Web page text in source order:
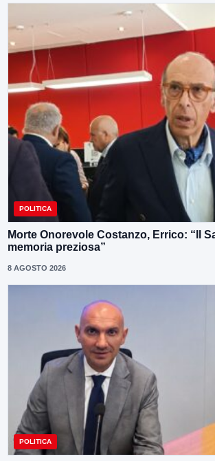
POLITICA
Morte Onorevole Costanzo, Errico: “Il
memoria preziosa”
8 AGOSTO 2026
POLITICA